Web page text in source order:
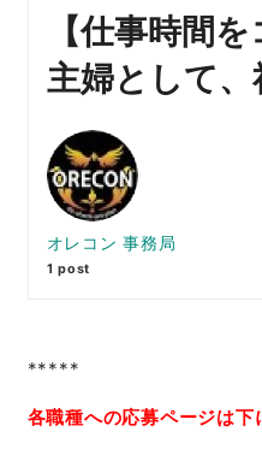
【仕事時間
主婦として
オレコン 事務局
1 post
*****
各職種への応募ページは下